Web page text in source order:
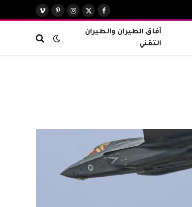
فيسبوك
X
الانستغرامبينتيريست
فيميو
آفاق الطيران والطيران
التقني